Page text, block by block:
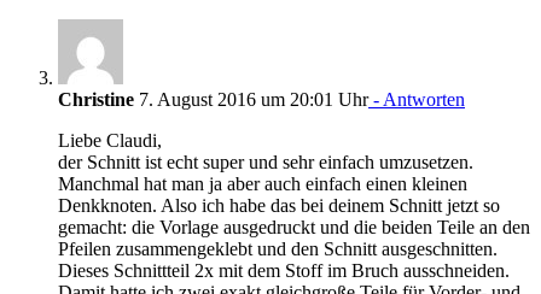
Christine 7. August 2016 um 20:01 Uhr- Antworten
Liebe Claudi,
der Schnitt ist echt super und sehr einfach umzusetzen.
Manchmal hat man ja aber auch einfach einen kleinen
Denkknoten. Also ich habe das bei deinem Schnitt jetzt so
gemacht: die Vorlage ausgedruckt und die beiden Teile an den
Pfeilen zusammengeklebt und den Schnitt ausgeschnitten.
Dieses Schnittteil 2x mit dem Stoff im Bruch ausschneiden.